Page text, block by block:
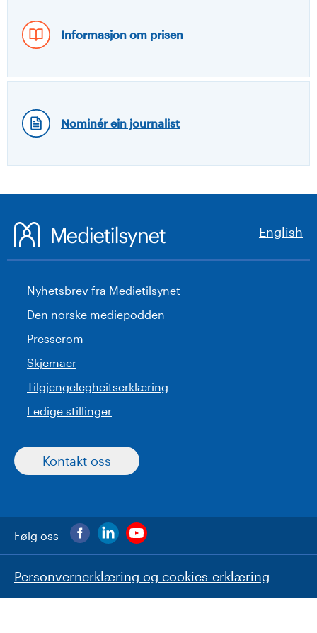
Informasjon om prisen
Nominér ein journalist
English
Nyhetsbrev fra Medietilsynet
Den norske mediepodden
Presserom
Skjemaer
Tilgjengelegheitserklæring
Ledige stillinger
Kontakt oss
Personvernerklæring og cookies-erklæring
Følg oss